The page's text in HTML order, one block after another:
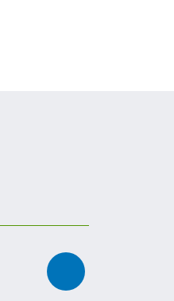
instagramlinkedin